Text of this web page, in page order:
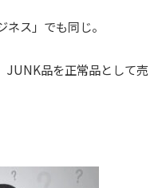
ス」でも同じ。
JUNK品を正常品として売